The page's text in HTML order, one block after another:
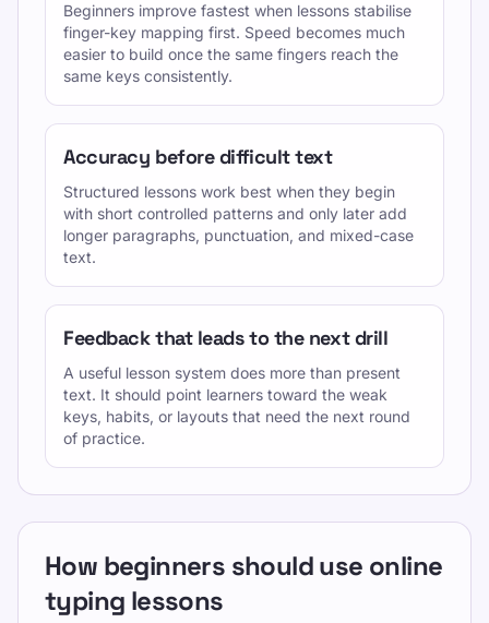
Beginners improve fastest when lessons stabilise
finger-key mapping first. Speed becomes much
easier to build once the same fingers reach the
same keys consistently.
Accuracy before difficult text
Structured lessons work best when they begin
with short controlled patterns and only later add
longer paragraphs, punctuation, and mixed-case
text.
Feedback that leads to the next drill
A useful lesson system does more than present
text. It should point learners toward the weak
keys, habits, or layouts that need the next round
of practice.
How beginners should use online
typing lessons